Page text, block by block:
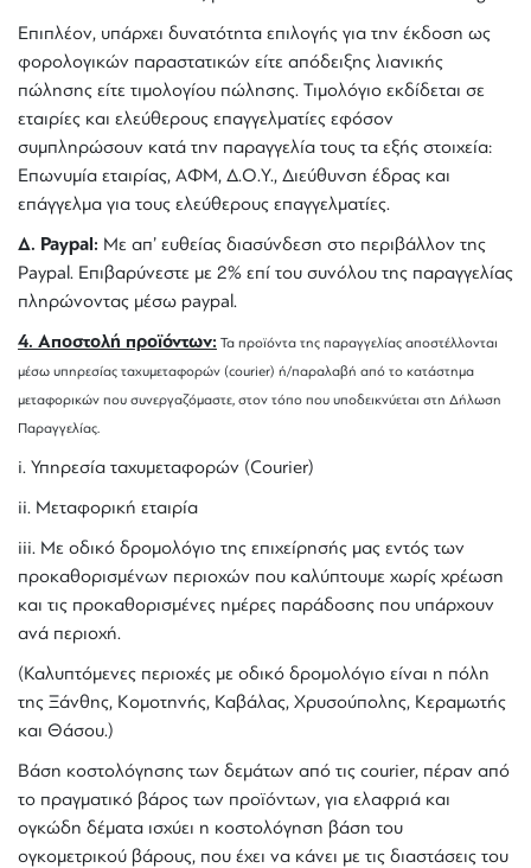
Επιπλέον, υπάρχει δυνατότητα επιλογής για την έκδοση ως
φορολογικών παραστατικών είτε απόδειξης λιανικής
πώλησης είτε τιμολογίου πώλησης. Τιμολόγιο εκδίδεται σε
εταιρίες και ελεύθερους επαγγελματίες εφόσον
συμπληρώσουν κατά την παραγγελία τους τα εξής στοιχεία:
Επωνυμία εταιρίας, ΑΦΜ, Δ.Ο.Υ., Διεύθυνση έδρας και
επάγγελμα για τους ελεύθερους επαγγελματίες.
Δ. Paypal: Με απ’ ευθείας διασύνδεση στο περιβάλλον της
Paypal. Επιβαρύνεστε με 2% επί του συνόλου της παραγγελίας
πληρώνοντας μέσω paypal.
4. Αποστολή προϊόντων: Τα προϊόντα της παραγγελίας αποστέλλονται
μέσω υπηρεσίας ταχυμεταφορών (courier) ή/παραλαβή από το κατάστημα
μεταφορικών που συνεργαζόμαστε, στον τόπο που υποδεικνύεται στη Δήλωση
Παραγγελίας.
i. Υπηρεσία ταχυμεταφορών (Courier)
ii. Μεταφορική εταιρία
iii. Με οδικό δρομολόγιο της επιχείρησής μας εντός των
προκαθορισμένων περιοχών που καλύπτουμε χωρίς χρέωση
και τις προκαθορισμένες ημέρες παράδοσης που υπάρχουν
ανά περιοχή.
(Καλυπτόμενες περιοχές με οδικό δρομολόγιο είναι η πόλη
της Ξάνθης, Κομοτηνής, Καβάλας, Χρυσούπολης, Κεραμωτής
και Θάσου.)
Bάση κοστολόγησης των δεμάτων από τις courier, πέραν από
το πραγματικό βάρος των προϊόντων, για ελαφριά και
ογκώδη δέματα ισχύει η κοστολόγηση βάση του
ογκομετρικού βάρους, που έχει να κάνει με τις διαστάσεις του